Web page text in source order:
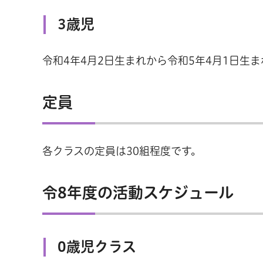
3歳児
令和4年4月2日生まれから令和5年4月1日生ま
定員
各クラスの定員は30組程度です。
令8年度の活動スケジュール
0歳児クラス